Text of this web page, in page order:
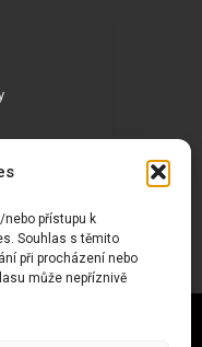
přístupu k
Souhlas s těmito
při procházení nebo
může nepříznivě